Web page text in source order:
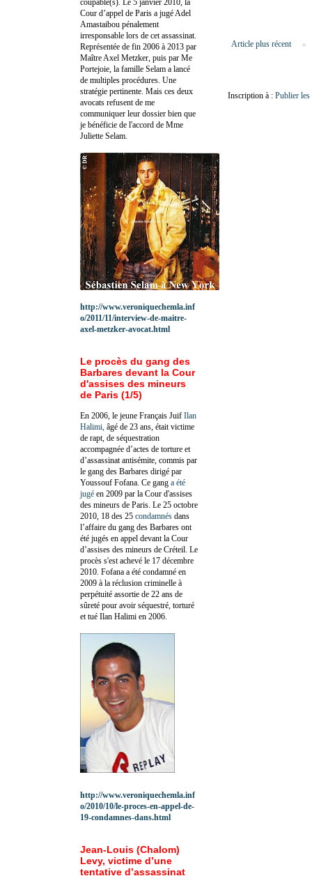
Article plus récent
Inscription à : Publier
Cour d’appel de Paris a jugé Adel
Amastaibou pénalement
irresponsable lors de cet assassinat.
Représentée de fin 2006 à 2013 par
Maître Axel Metzker, puis par Me
Portejoie, la famille Selam a lancé
de multiples procédures. Une
stratégie pertinente. Mais ces deux
avocats refusent de me
communiquer leur dossier bien que
je bénéficie de l'accord de Mme
Juliette Selam.
http://www.veroniquechemla.inf
o/2011/11/interview-de-maitre-
axel-metzker-avocat.html
Le procès du gang des
Barbares devant la Cour
d'assises des mineurs
de Paris (1/5)
En 2006, le jeune Français Juif Ilan
Halimi, âgé de 23 ans, était victime
de rapt, de séquestration
accompagnée d’actes de torture et
d’assassinat antisémite, commis par
le gang des Barbares dirigé par
Youssouf Fofana. Ce gang a été
jugé en 2009 par la Cour d'assises
des mineurs de Paris. Le 25 octobre
2010, 18 des 25 condamnés dans
l’affaire du gang des Barbares ont
été jugés en appel devant la Cour
d’assises des mineurs de Créteil. Le
procès s'est achevé le 17 décembre
2010. Fofana a été condamné en
2009 à la réclusion criminelle à
perpétuité assortie de 22 ans de
sûreté pour avoir séquestré, torturé
et tué Ilan Halimi en 2006.
http://www.veroniquechemla.inf
o/2010/10/le-proces-en-appel-de-
19-condamnes-dans.html
Jean-Louis (Chalom)
Levy, victime d’une
tentative d’assassinat